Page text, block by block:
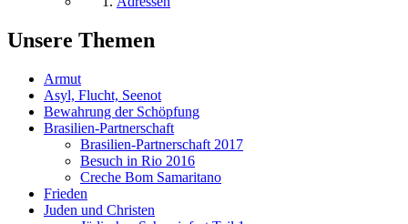
Unsere Themen
Armut
Asyl, Flucht, Seenot
Bewahrung der Schöpfung
Brasilien-Partnerschaft
Brasilien-Partnerschaft 2017
Besuch in Rio 2016
Creche Bom Samaritano
Frieden
Juden und Christen